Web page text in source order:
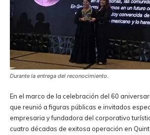
Durante la entrega del reconocimiento.
En el marco de la celebración del 60
que reunió a figuras públicas e invitados
empresaria y fundadora del corporativo
cuatro décadas de exitosa operación en